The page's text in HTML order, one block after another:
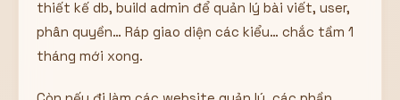
thiết kế db, build admin để quản lý bài viết, user,
phân quyền… Ráp giao diện các kiểu… chắc tầm 1
tháng mới xong.